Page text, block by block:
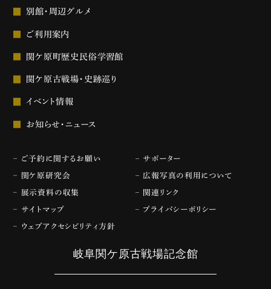
別館・周辺グルメ
ご利用案内
関ケ原町歴史民俗学習館
関ケ原古戦場・史跡巡り
イベント情報
お知らせ・ニュース
ご予約に関するお願い サポーター
関ケ原研究会 広報写真の利用について
展示資料の収集 関連リンク
サイトマップ プライバシーポリシー
ウェブアクセシビリティ方針
岐阜関ケ原古戦場記念館